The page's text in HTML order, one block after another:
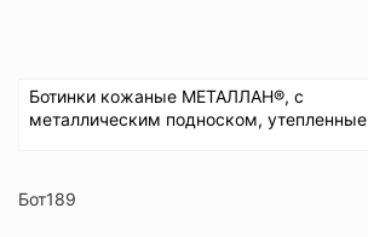
Ботинки кожаные МЕТАЛЛАН®, с
металлическим подноском, утепленные
Бот189